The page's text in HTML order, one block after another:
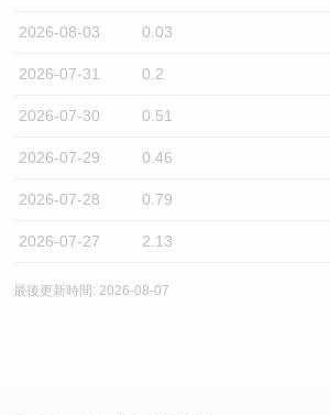
2026-08-03 0.03
2026-07-31 0.2
2026-07-30 0.51
2026-07-29 0.46
2026-07-28 0.79
2026-07-27 2.13
最後更新時間: 2026-08-07